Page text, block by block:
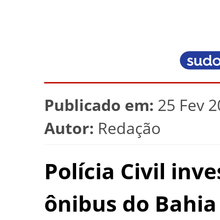
Publicado em: 25 Fev
Autor: Redação
Polícia Civil
ônibus do Bahia